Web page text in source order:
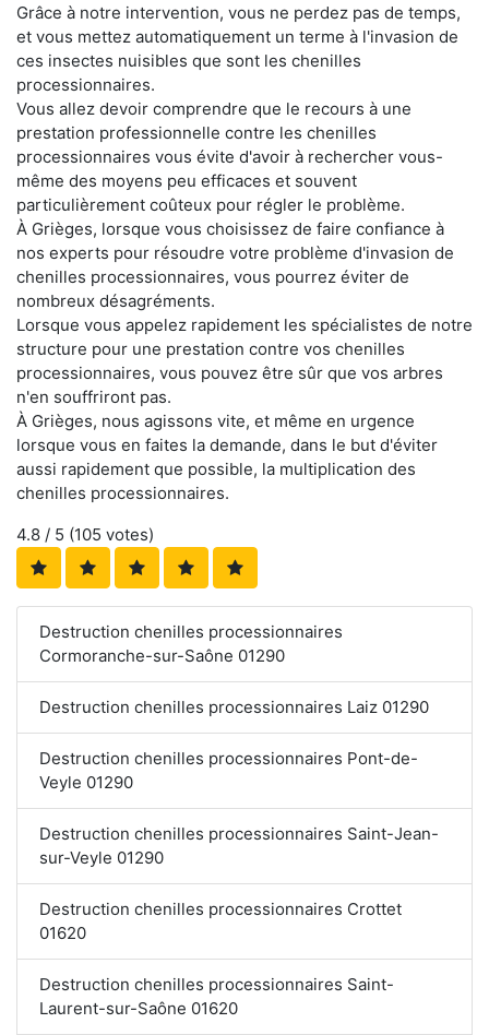
Grâce à notre intervention, vous ne perdez pas de temps,
et vous mettez automatiquement un terme à l'invasion de
ces insectes nuisibles que sont les chenilles
processionnaires.
Vous allez devoir comprendre que le recours à une
prestation professionnelle contre les chenilles
processionnaires vous évite d'avoir à rechercher vous-
même des moyens peu efficaces et souvent
particulièrement coûteux pour régler le problème.
À Grièges, lorsque vous choisissez de faire confiance à
nos experts pour résoudre votre problème d'invasion de
chenilles processionnaires, vous pourrez éviter de
nombreux désagréments.
Lorsque vous appelez rapidement les spécialistes de notre
structure pour une prestation contre vos chenilles
processionnaires, vous pouvez être sûr que vos arbres
n'en souffriront pas.
À Grièges, nous agissons vite, et même en urgence
lorsque vous en faites la demande, dans le but d'éviter
aussi rapidement que possible, la multiplication des
chenilles processionnaires.
4.8 / 5 (105 votes)
Destruction chenilles processionnaires
Cormoranche-sur-Saône 01290
Destruction chenilles processionnaires Laiz 01290
Destruction chenilles processionnaires Pont-de-
Veyle 01290
Destruction chenilles processionnaires Saint-Jean-
sur-Veyle 01290
Destruction chenilles processionnaires Crottet
01620
Destruction chenilles processionnaires Saint-
Laurent-sur-Saône 01620